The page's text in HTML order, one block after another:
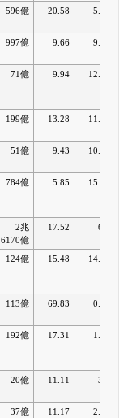
596億 20.58 5.03
997億 9.66 9.35
71億 9.94 12.98
199億 13.28 11.48
51億 9.43 10.05
784億 5.85 15.92
2兆
6170億
17.52 6.7
124億 15.48 14.51
113億 69.83 0.43
192億 17.31 1.69
20億 11.11 3.7
37億 11.17 2.71